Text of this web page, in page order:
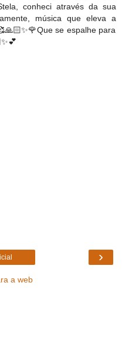
conheci através da sua
música que eleva a
se espalhe para
›
a web